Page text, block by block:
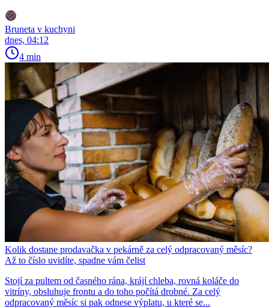
Bruneta v kuchyni
dnes, 04:12
4 min
Kolik dostane prodavačka v pekárně za celý odpracovaný měsíc?
Až to číslo uvidíte, spadne vám čelist
Stojí za pultem od časného rána, krájí chleba, rovná koláče do
vitríny, obsluhuje frontu a do toho počítá drobné. Za celý
odpracovaný měsíc si pak odnese výplatu, u které se...